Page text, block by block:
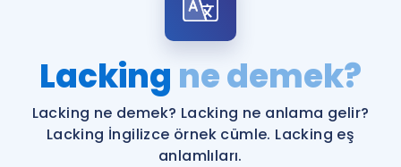
Şifremi Hatırlamıyorum
ÜYE DEĞİLİM
Remzi Hoca ile seni sınava hazırlayacak onlarca eğitim seni
bekliyor!
Katılımcı Görüşleri
Faydalı Araçlar
Lacking ne demek?
Lacking ne demek? Lacking ne anlama gelir?
Lacking İngilizce örnek cümle. Lacking eş
anlamlıları.